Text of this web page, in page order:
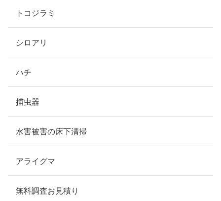
トコジラミ
シロアリ
ハチ
捕虫器
水害被害の床下清掃
アライグマ
無料調査お見積り